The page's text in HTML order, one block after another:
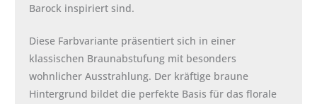
Barock inspiriert sind.
Diese Farbvariante präsentiert sich in einer
klassischen Braunabstufung mit besonders
wohnlicher Ausstrahlung. Der kräftige braune
Hintergrund bildet die perfekte Basis für das florale